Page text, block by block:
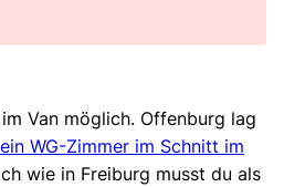
Van möglich. Offenburg lag
WG-Zimmer im Schnitt im
wie in Freiburg musst du als